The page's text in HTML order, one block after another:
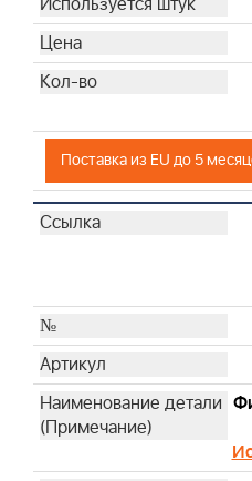
Поставка из EU до 5